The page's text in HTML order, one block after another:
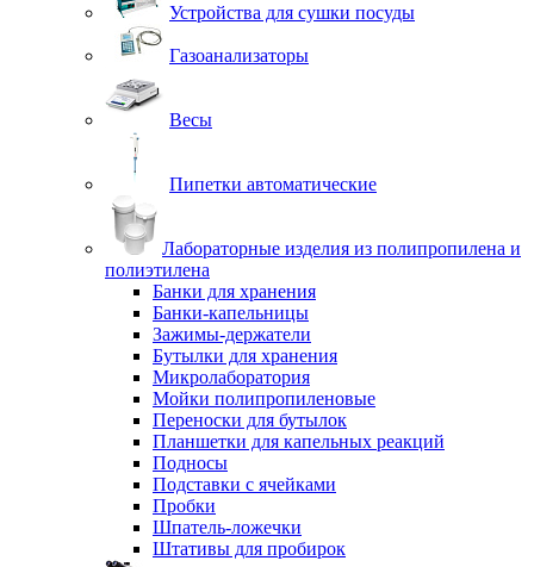
Устройства для сушки посуды
Газоанализаторы
Весы
Пипетки автоматические
Лабораторные изделия из полипропилена и
полиэтилена
Банки для хранения
Банки-капельницы
Зажимы-держатели
Бутылки для хранения
Микролаборатория
Мойки полипропиленовые
Переноски для бутылок
Планшетки для капельных реакций
Подносы
Подставки с ячейками
Пробки
Шпатель-ложечки
Штативы для пробирок